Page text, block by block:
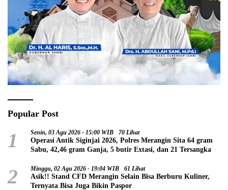
Popular Post
1 Senin, 03 Agu 2026 - 15:00 WIB 70 Lihat
Operasi Antik Siginjai 2026, Polres Merangin Sita 64 gram
Sabu, 42,46 gram Ganja, 5 butir Extasi, dan 21 Tersangka
2 Minggu, 02 Agu 2026 - 19:04 WIB 61 Lihat
Asik!! Stand CFD Merangin Selain Bisa Berburu Kuliner,
Ternyata Bisa Juga Bikin Paspor